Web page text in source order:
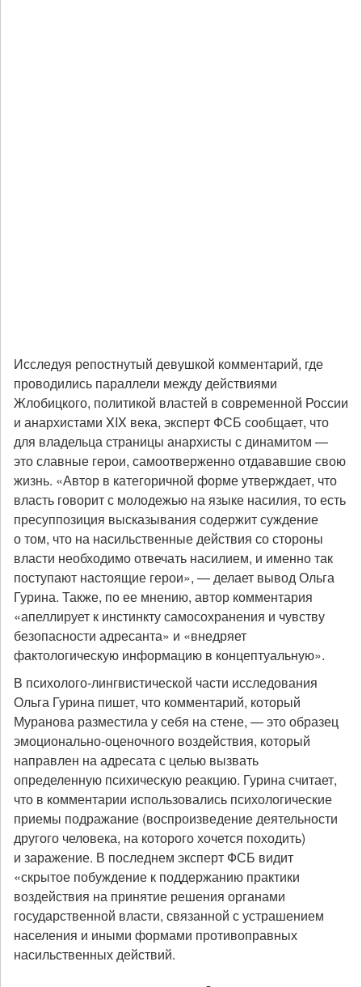
Исследуя репостнутый девушкой комментарий, где
проводились параллели между действиями
Жлобицкого, политикой властей в современной России
и анархистами XIX века, эксперт ФСБ сообщает, что
для владельца страницы анархисты с динамитом —
это славные герои, самоотверженно отдававшие свою
жизнь. «Автор в категоричной форме утверждает, что
власть говорит с молодежью на языке насилия, то есть
пресуппозиция высказывания содержит суждение
о том, что на насильственные действия со стороны
власти необходимо отвечать насилием, и именно так
поступают настоящие герои», — делает вывод Ольга
Гурина. Также, по ее мнению, автор комментария
«апеллирует к инстинкту самосохранения и чувству
безопасности адресанта» и «внедряет
фактологическую информацию в концептуальную».
В психолого-лингвистической части исследования
Ольга Гурина пишет, что комментарий, который
Муранова разместила у себя на стене, — это образец
эмоционально-оценочного воздействия, который
направлен на адресата с целью вызвать
определенную психическую реакцию. Гурина считает,
что в комментарии использовались психологические
приемы подражание (воспроизведение деятельности
другого человека, на которого хочется походить)
и заражение. В последнем эксперт ФСБ видит
«скрытое побуждение к поддержанию практики
воздействия на принятие решения органами
государственной власти, связанной с устрашением
населения и иными формами противоправных
насильственных действий.